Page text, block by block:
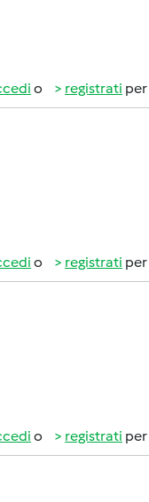
o registrati
o registrati
o registrati